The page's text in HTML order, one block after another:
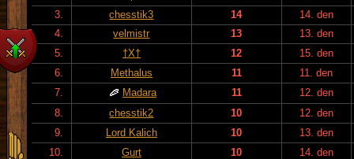
3.
chesstik3 14
14. den
4.
velmistr 13
13. den
5.
†X† 12
15. den
6.
Methalus 11
11. den
7.
Madara 11
12. den
8.
chesstik2 10
12. den
9.
Lord Kalich 10
13. den
10.
Gurt 10 14. den